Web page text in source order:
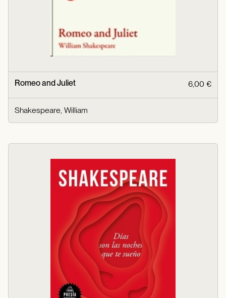
Romeo and Juliet 6,00 €
Shakespeare, William